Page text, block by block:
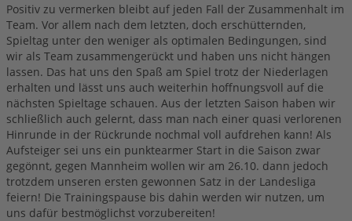
Positiv zu vermerken bleibt auf jeden Fall der Zusammenhalt im
Team. Vor allem nach dem letzten, doch erschütternden,
Spieltag unter den weniger als optimalen Bedingungen, sind
wir als Team zusammengerückt und haben uns nicht hängen
lassen. Das hat uns den Spaß am Spiel trotz der Niederlagen
erhalten und lässt uns auch weiterhin hoffnungsvoll auf die
nächsten Spieltage schauen. Aus der letzten Saison haben wir
schließlich auch gelernt, dass man nach einer quasi verlorenen
Hinrunde in der Rückrunde nochmal voll aufdrehen kann! Als
Aufsteiger sei uns ein punktearmer Start in die Saison zwar
gegönnt, gegen Mannheim wollen wir am 26.10. dann jedoch
trotzdem unseren ersten gewonnen Satz in der Landesliga
feiern! Die Trainingspause bis dahin werden wir nutzen, um
uns dafür bestmöglichst vorzubereiten!